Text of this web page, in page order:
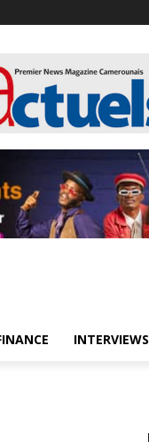
INTERVIEWS